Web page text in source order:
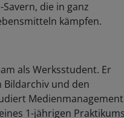
kämpfen.
als Werksstudent. Er
und den
Medienmanagement
1-jährigen Praktikums